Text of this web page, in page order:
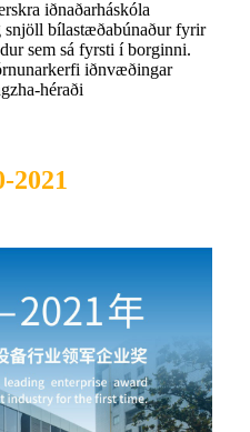
iðnaðarháskóla
bílastæðabúnaður fyrir
sem sá fyrsti í borginni.
iðnvæðingar
héraði
2021